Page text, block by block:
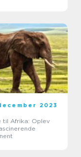
2023
til Afrika: Oplev